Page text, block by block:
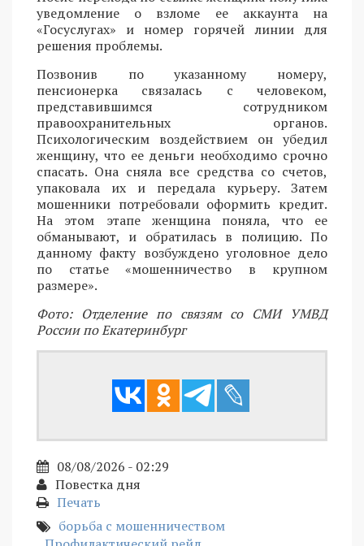
уведомление о взломе ее аккаунта на
«Госуслугах» и номер горячей линии для
решения проблемы.
Позвонив по указанному номеру,
пенсионерка связалась с человеком,
представившимся сотрудником
правоохранительных органов.
Психологическим воздействием он убедил
женщину, что ее деньги необходимо срочно
спасать. Она сняла все средства со счетов,
упаковала их и передала курьеру. Затем
мошенники потребовали оформить кредит.
На этом этапе женщина поняла, что ее
обманывают, и обратилась в полицию. По
данному факту возбуждено уголовное дело
по статье «мошенничество в крупном
размере».
Фото: Отделение по связям со СМИ УМВД
России по Екатеринбург
08/08/2026 - 02:29
Повестка дня
Печать
борьба с мошенничеством